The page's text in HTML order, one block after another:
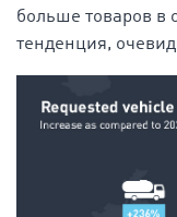
больше товаров в
тенденция,